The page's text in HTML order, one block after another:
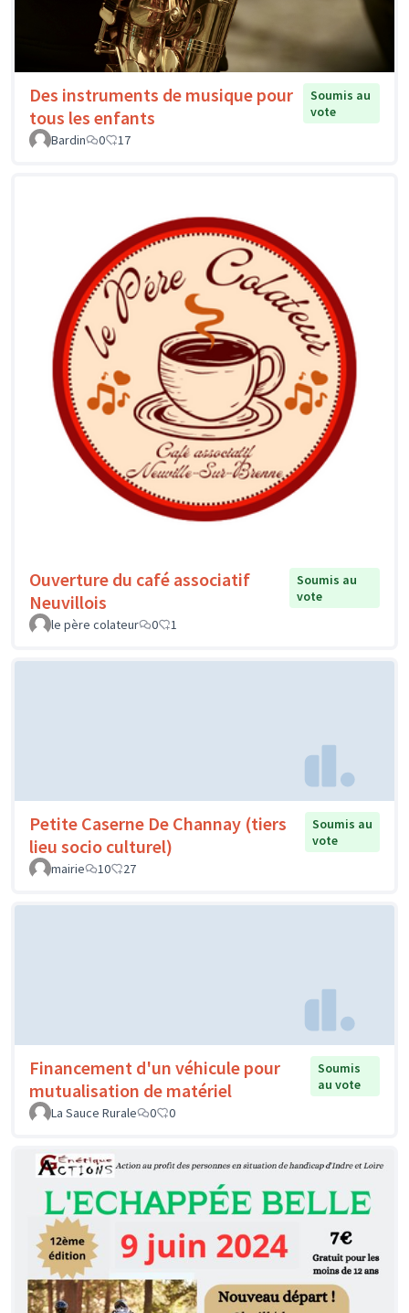
Des instruments de musique pour
tous les enfants
Soumis au
vote
Bardin
0 17
Ouverture du café associatif
Neuvillois
Soumis au
vote
le père colateur
0 1
Petite Caserne De Channay (tiers
lieu socio culturel)
Soumis au
vote
mairie
10 27
Financement d'un véhicule pour
mutualisation de matériel
Soumis
au vote
La Sauce Rurale
0 0